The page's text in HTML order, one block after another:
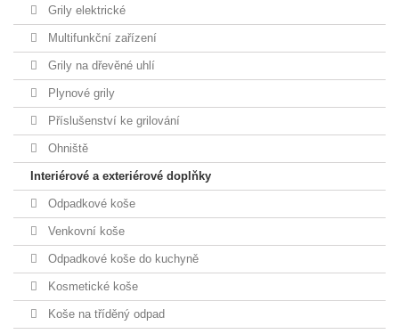
Grily elektrické
Multifunkční zařízení
Grily na dřevěné uhlí
Plynové grily
Příslušenství ke grilování
Ohniště
Interiérové a exteriérové doplňky
Odpadkové koše
Venkovní koše
Odpadkové koše do kuchyně
Kosmetické koše
Koše na tříděný odpad